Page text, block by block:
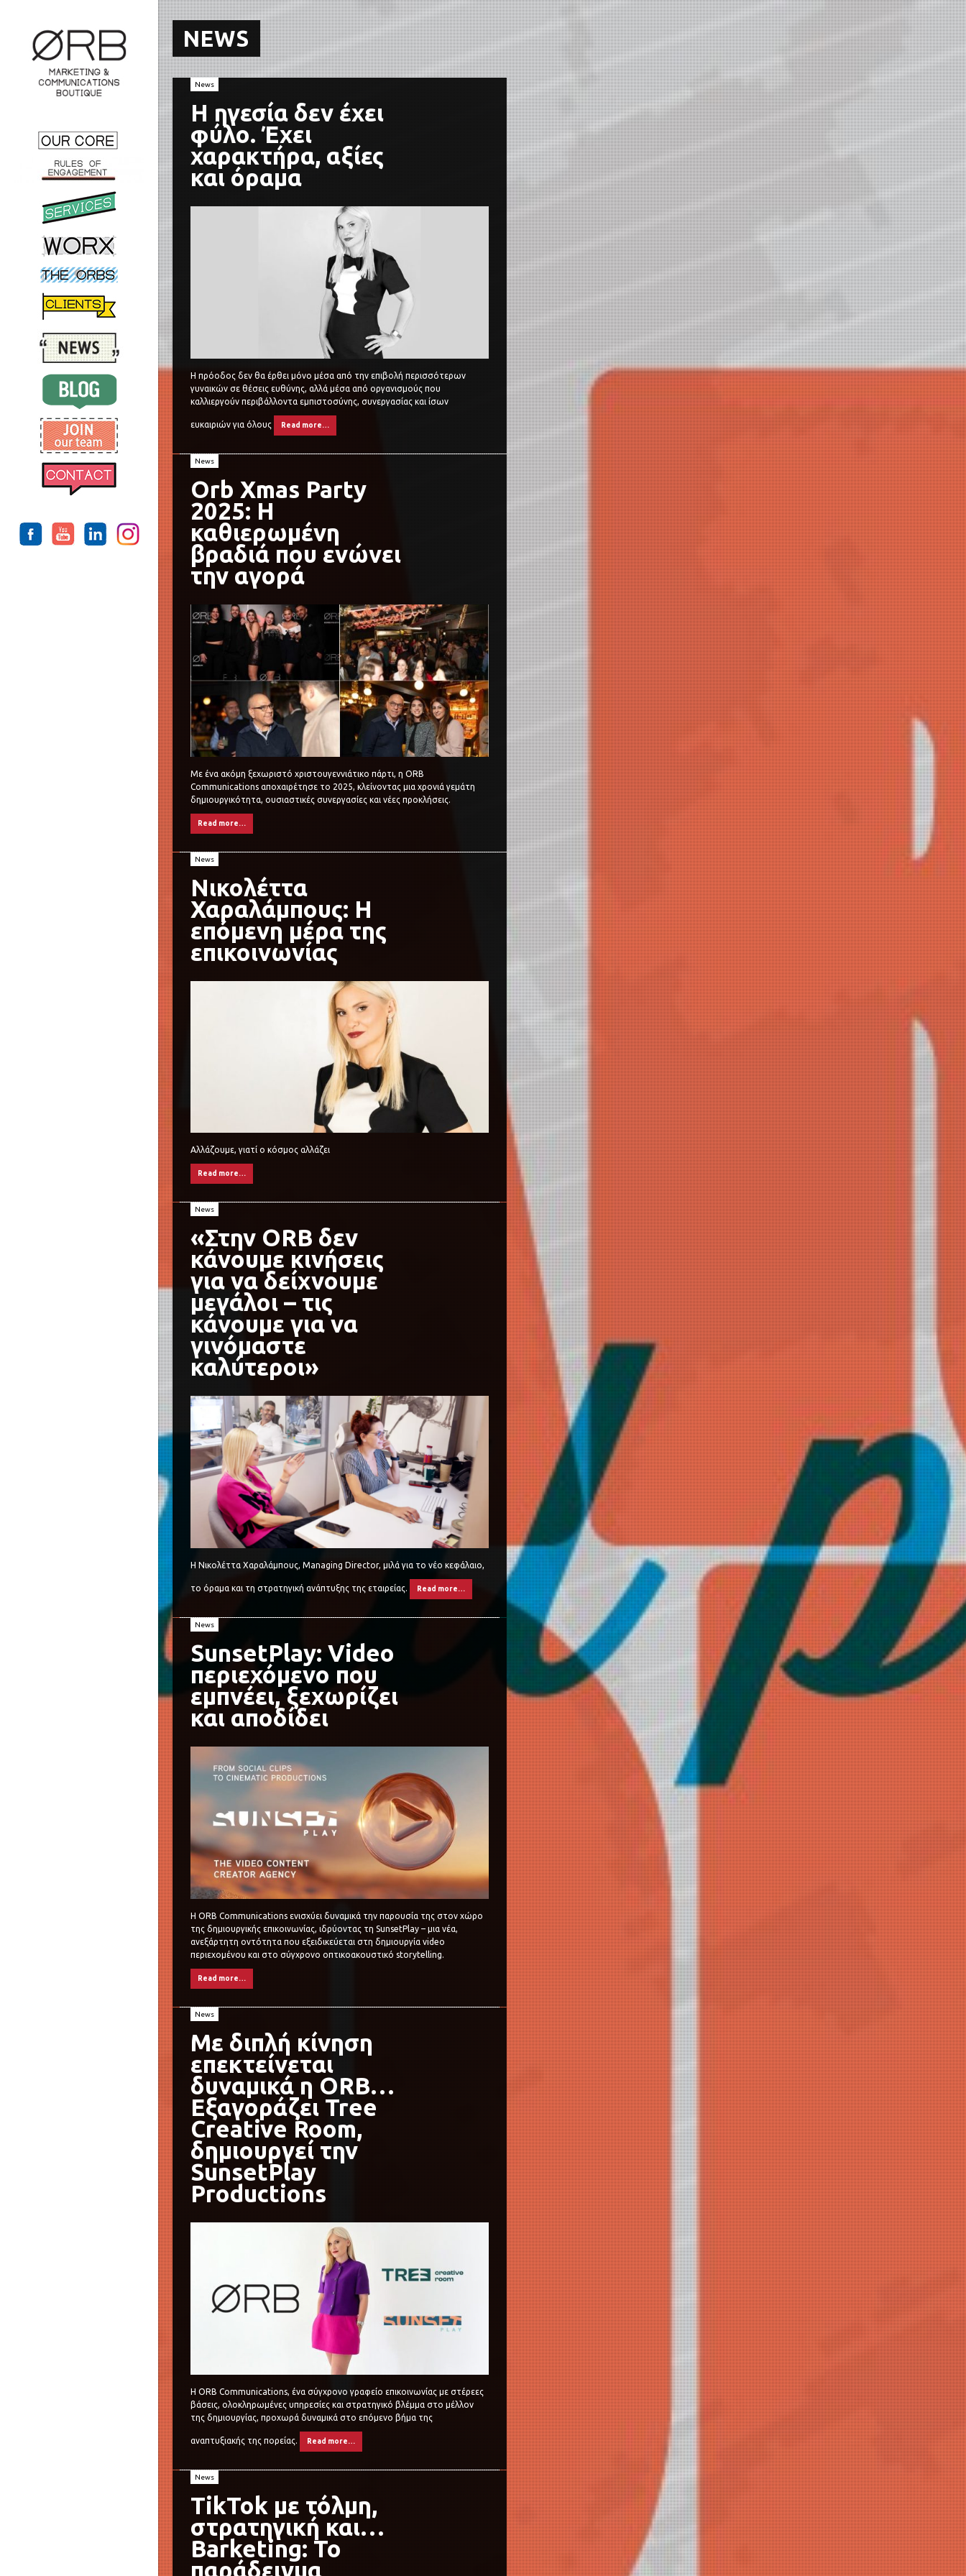
NEWS
News
Η ηγεσία δεν έχει
φύλο. Έχει
χαρακτήρα, αξίες
και όραμα
Η πρόοδος δεν θα έρθει μόνο μέσα από την επιβολή περισσότερων
γυναικών σε θέσεις ευθύνης, αλλά μέσα από οργανισμούς που
καλλιεργούν περιβάλλοντα εμπιστοσύνης, συνεργασίας και ίσων
ευκαιριών για όλους Read more…
News
Orb Xmas Party
2025: Η
καθιερωμένη
βραδιά που ενώνει
την αγορά
Με ένα ακόμη ξεχωριστό χριστουγεννιάτικο πάρτι, η ORB
Communications αποχαιρέτησε το 2025, κλείνοντας μια χρονιά γεμάτη
δημιουργικότητα, ουσιαστικές συνεργασίες και νέες προκλήσεις.
Read more…
News
Νικολέττα
Χαραλάμπους: Η
επόμενη μέρα της
επικοινωνίας
Αλλάζουμε, γιατί ο κόσμος αλλάζει
Read more…
News
«Στην ORB δεν
κάνουμε κινήσεις
για να δείχνουμε
μεγάλοι – τις
κάνουμε για να
γινόμαστε
καλύτεροι»
Η Νικολέττα Χαραλάμπους, Managing Director, μιλά για το νέο κεφάλαιο,
το όραμα και τη στρατηγική ανάπτυξης της εταιρείας. Read more…
News
SunsetPlay: Video
περιεχόμενο που
εμπνέει, ξεχωρίζει
και αποδίδει
Η ORB Communications ενισχύει δυναμικά την παρουσία της στον χώρο
της δημιουργικής επικοινωνίας, ιδρύοντας τη SunsetPlay – μια νέα,
ανεξάρτητη οντότητα που εξειδικεύεται στη δημιουργία video
περιεχομένου και στο σύγχρονο οπτικοακουστικό storytelling.
Read more…
News
Με διπλή κίνηση
επεκτείνεται
δυναμικά η ORB…
Εξαγοράζει Tree
Creative Room,
δημιουργεί την
SunsetPlay
Productions
Η ORB Communications, ένα σύγχρονο γραφείο επικοινωνίας με στέρεες
βάσεις, ολοκληρωμένες υπηρεσίες και στρατηγικό βλέμμα στο μέλλον
της δημιουργίας, προχωρά δυναμικά στο επόμενο βήμα της
αναπτυξιακής της πορείας. Read more…
News
TikTok με τόλμη,
στρατηγική και…
Barketing: Το
παράδειγμα